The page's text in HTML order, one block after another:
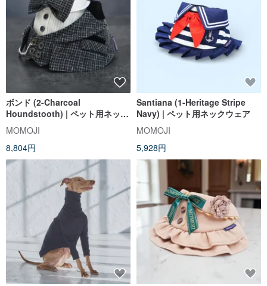
ボンド (2-Charcoal
Houndstooth) | ペット用ネック
ウェア
MOMOJI
8,804円
Santiana (1-Heritage Stripe
Navy) | ペット用ネックウェア
MOMOJI
5,928円